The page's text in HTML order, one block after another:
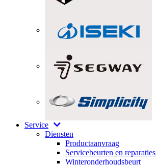
Service
Diensten
Productaanvraag
Servicebeurten en reparaties
Winteronderhoudsbeurt